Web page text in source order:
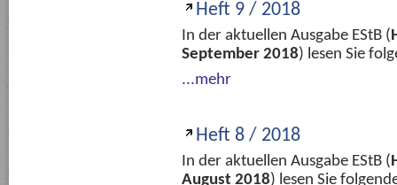
Heft 9 / 2018
In der aktuellen Ausgabe EStB (
September 2018) lesen Sie
...mehr
Heft 8 / 2018
In der aktuellen Ausgabe EStB (
August 2018) lesen Sie